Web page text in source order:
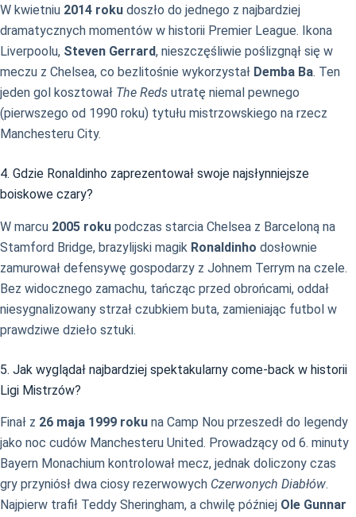
W kwietniu 2014 roku doszło do jednego z najbardziej
dramatycznych momentów w historii Premier League. Ikona
Liverpoolu, Steven Gerrard, nieszczęśliwie poślizgnął się w
meczu z Chelsea, co bezlitośnie wykorzystał Demba Ba. Ten
jeden gol kosztował The Reds utratę niemal pewnego
(pierwszego od 1990 roku) tytułu mistrzowskiego na rzecz
Manchesteru City.
4. Gdzie Ronaldinho zaprezentował swoje najsłynniejsze
boiskowe czary?
W marcu 2005 roku podczas starcia Chelsea z Barceloną na
Stamford Bridge, brazylijski magik Ronaldinho dosłownie
zamurował defensywę gospodarzy z Johnem Terrym na czele.
Bez widocznego zamachu, tańcząc przed obrońcami, oddał
niesygnalizowany strzał czubkiem buta, zamieniając futbol w
prawdziwe dzieło sztuki.
5. Jak wyglądał najbardziej spektakularny come-back w historii
Ligi Mistrzów?
Finał z 26 maja 1999 roku na Camp Nou przeszedł do legendy
jako noc cudów Manchesteru United. Prowadzący od 6. minuty
Bayern Monachium kontrolował mecz, jednak doliczony czas
gry przyniósł dwa ciosy rezerwowych Czerwonych Diabłów.
Najpierw trafił Teddy Sheringham, a chwilę później Ole Gunnar